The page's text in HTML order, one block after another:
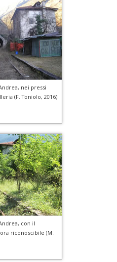
nei pressi
(F. Toniolo, 2016)
con il
riconoscibile (M.